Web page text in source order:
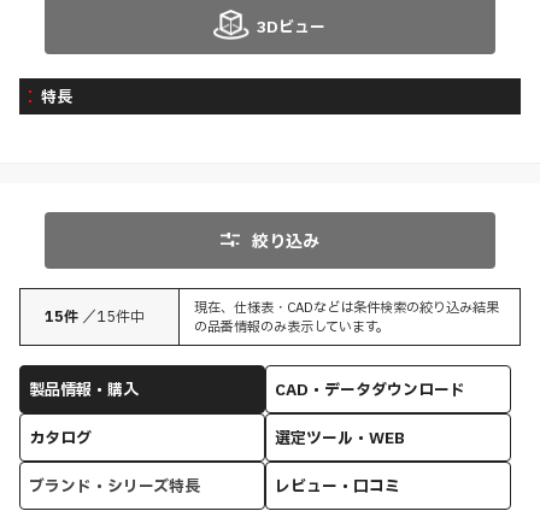
3Dビュー
特長
絞り込み
15件 ／15件中
現在、仕様表・CADなどは条件検索の絞り込み結果
の品番情報のみ表示しています。
製品情報・購入
CAD・データダウンロード
カタログ
選定ツール・WEB
ブランド・シリーズ特長
レビュー・口コミ